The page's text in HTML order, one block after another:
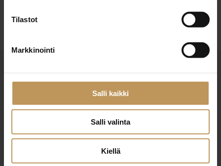
Tilastot
Markkinointi
Salli kaikki
Salli valinta
Kiellä
Suomen Kiinteistönvälittäjät ry
Finlands Fastighetsmäklare rf